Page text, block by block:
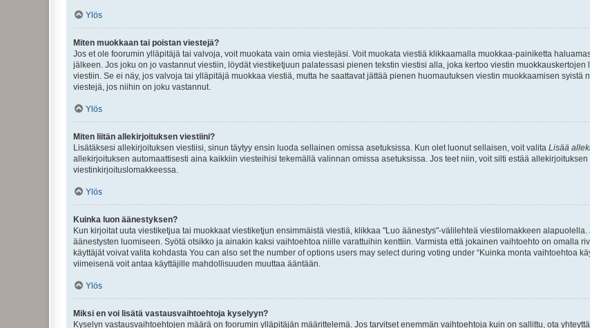
Ylös
Miten muokkaan tai poistan viestejä?
Jos et ole foorumin ylläpitäjä tai valvoja, voit muokata vain omia viestejäsi. Voit muokata viestiä klikkaamalla muokkaa-painiketta
jälkeen. Jos joku on jo vastannut viestiin, löydät viestiketjuun palatessasi pienen tekstin viestisi alla, joka kertoo viestin
viestiin. Se ei näy, jos valvoja tai ylläpitäjä muokkaa viestiä, mutta he saattavat jättää pienen huomautuksen viestin muokkaamisen
viestejä, jos niihin on joku vastannut.
Ylös
Miten liitän allekirjoituksen viestiini?
Lisätäksesi allekirjoituksen viestiisi, sinun täytyy ensin luoda sellainen omissa asetuksissa. Kun olet luonut sellaisen, voit valita Lisää
allekirjoituksen automaattisesti aina kaikkiin viesteihisi tekemällä valinnan omissa asetuksissa. Jos teet niin, voit silti estää
viestinkirjoituslomakkeessa.
Ylös
Kuinka luon äänestyksen?
Kun kirjoitat uuta viestiketjua tai muokkaat viestiketjun ensimmäistä viestiä, klikkaa "Luo äänestys"-välilehteä viestilomakkeen
äänestysten luomiseen. Syötä otsikko ja ainakin kaksi vaihtoehtoa niille varattuihin kenttiin. Varmista että jokainen vaihtoehto on omalla
käyttäjät voivat valita kohdasta You can also set the number of options users may select during voting under “Kuinka monta vaihtoehtoa
viimeisenä voit antaa käyttäjille mahdollisuuden muuttaa ääntään.
Ylös
Miksi en voi lisätä vastausvaihtoehtoja kyselyyn?
Kyselyn vastausvaihtoehtojen määrä on foorumin ylläpitäjän määrittelemä. Jos tarvitset enemmän vaihtoehtoja kuin on sallittu, ota